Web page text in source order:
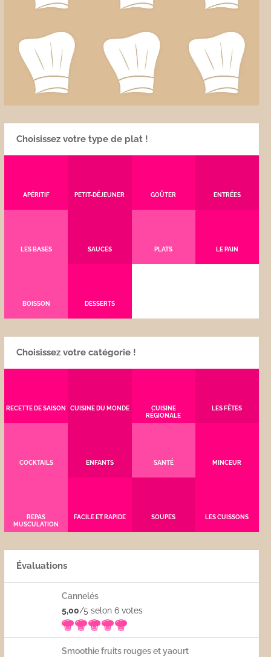
Choisissez votre type de plat !
APÉRITIF PETIT-DÉJEUNER GOÛTER ENTRÉES
LES BASES SAUCES PLATS LE PAIN
BOISSON DESSERTS
Choisissez votre catégorie !
RECETTE DE SAISON CUISINE DU MONDE
CUISINE
RÉGIONALE
LES FÊTES
COCKTAILS ENFANTS SANTÉ MINCEUR
REPAS
MUSCULATION
FACILE ET RAPIDE SOUPES LES CUISSONS
Évaluations
Cannelés
5,00/5 selon 6votes
Smoothie fruits rouges et yaourt